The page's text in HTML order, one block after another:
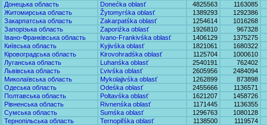
Донецька область
Donećka oblasť 4825563
1163085
Житомирська область
Žytomyrśka oblasť 1389293
1292386
Закарпатська область
Zakarpatśka oblasť 1254614
1016268
Запорізька область
Zaporiźka oblasť 1926810
967328
Івано-Франківська область
Ivano-Frankivśka oblasť 1406129
1375275
Київська область
Kyjivśka oblasť 1821061
1680322
Кіровоградська область
Kirovohradśka oblasť 1125704
1000610
Луганська область
Luhanśka oblasť 2540191
762402
Львівська область
Ľvivśka oblasť 2605956
2484094
Миколаївська область
Mykolajivśka oblasť 1262899
873898
Одеська область
Odeśka oblasť 2455666
1136571
Полтавська область
Poltavśka oblasť 1621207
1458726
Рівненська область
Rivnenśka oblasť 1171445
1136355
Сумська область
Sumśka oblasť 1296763
1080128
Тернопільська область
Ternopiľśka oblasť 1138500
1119574